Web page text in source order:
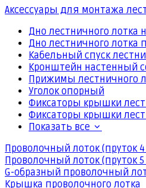
Аксессуары для монтажа
Дно лестничного лотка
Дно лестничного лотка
Кабельный спуск
Кронштейн настенный
Прижимы лестничного
Уголок опорный
Фиксаторы крышки
Фиксаторы крышки
Показать все
Проволочный лоток (пруток
Проволочный лоток (пруток
G-образный проволочный
Крышка проволочного лотка